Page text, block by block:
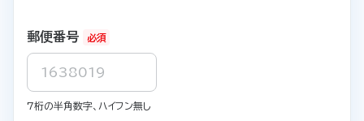
郵便番号 必須
7桁の半角数字、ハイフン無し